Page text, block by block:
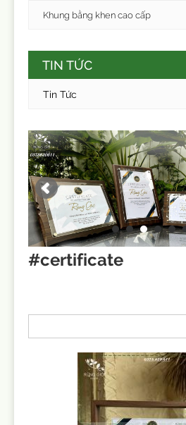
Khung bằng khen cao cấp
TIN TỨC
Tin Tức
#certificate